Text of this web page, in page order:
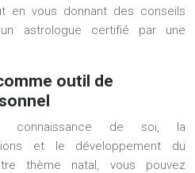
en vous donnant des conseils
astrologue certifié par une
outil de
connaissance de soi, la
et le développement du
thème natal, vous pouvez